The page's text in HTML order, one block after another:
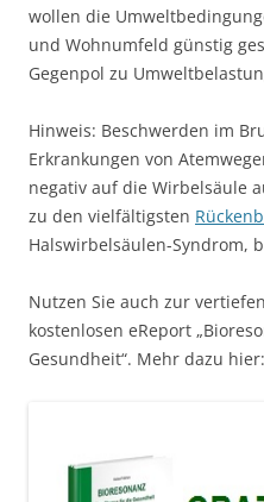
wollen die
und Wohnumfeld günstig
Gegenpol zu
Hinweis: Beschwerden im
Erkrankungen von
negativ auf die Wirbelsäule
zu den vielfältigsten
Halswirbelsäulen-Syndrom,
Nutzen Sie auch zur
kostenlosen eReport
Gesundheit“. Mehr dazu hier: